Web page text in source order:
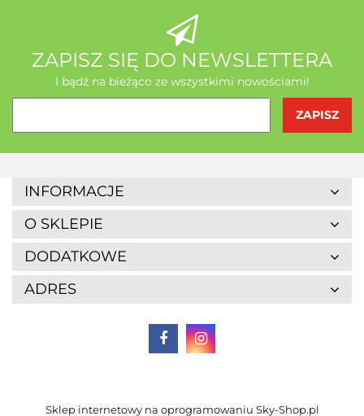
ZAPISZ SIĘ DO NEWSLETTERA
I bądź na bieżąco ze wszystkimi nowościami!
INFORMACJE
O SKLEPIE
DODATKOWE
ADRES
Sklep internetowy na oprogramowaniu Sky-Shop.pl